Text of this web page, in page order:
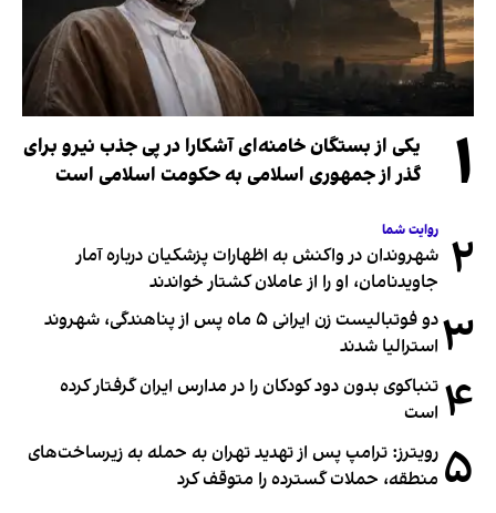
۱
یکی از بستگان خامنه‌ای آشکارا در پی جذب نیرو برای
گذر از جمهوری اسلامی به حکومت اسلامی است
۲ روایت شما
شهروندان در واکنش به اظهارات پزشکیان درباره آمار
جاویدنامان، او را از عاملان کشتار خواندند
۳
دو فوتبالیست زن ایرانی ۵ ماه پس از پناهندگی، شهروند
استرالیا شدند
۴ تنباکوی بدون دود کودکان را در مدارس ایران گرفتار کرده
است
۵ رویترز: ترامپ پس از تهدید تهران به حمله به زیرساخت‌های
منطقه، حملات گسترده را متوقف کرد